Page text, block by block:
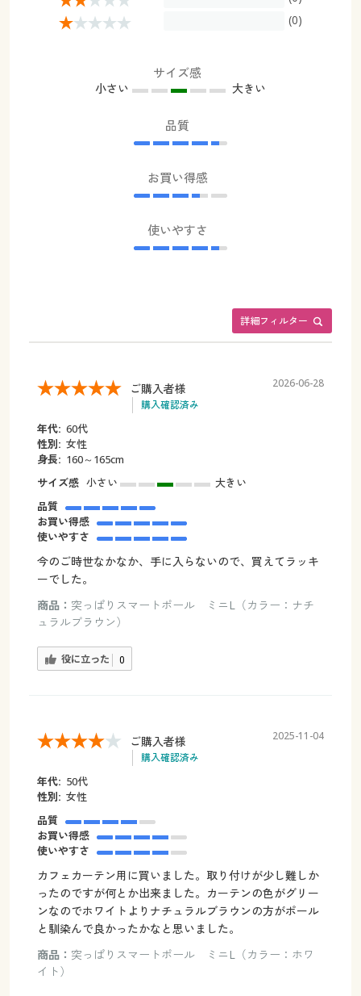
(0)
サイズ感
小さい 大きい
品質
お買い得感
使いやすさ
詳細フィルター
ご購入者様
購入確認済み
2026-06-28
年代: 60代
性別: 女性
身長: 160～165cm
サイズ感 小さい
大きい
品質
お買い得感
使いやすさ
今のご時世なかなか、手に入らないので、買えてラッキ
ーでした。
商品： 突っぱりスマートポール ミニL（カラー：ナチ
ュラルブラウン）
役に立った 0
ご購入者様
購入確認済み
2025-11-04
年代: 50代
性別: 女性
品質
お買い得感
使いやすさ
カフェカーテン用に買いました。取り付けが少し難しか
ったのですが何とか出来ました。カーテンの色がグリー
ンなのでホワイトよりナチュラルブラウンの方がポール
と馴染んで良かったかなと思いました。
商品： 突っぱりスマートポール ミニL（カラー：ホワ
イト）